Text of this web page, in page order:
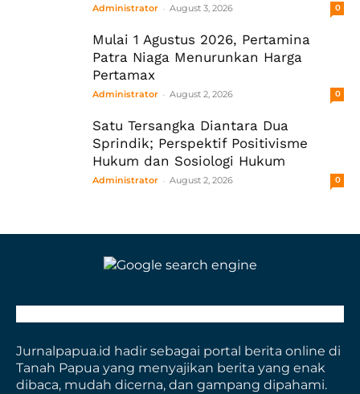
Administrator - August 3, 2026 0
Mulai 1 Agustus 2026, Pertamina
Patra Niaga Menurunkan Harga
Pertamax
Administrator - August 2, 2026 0
Satu Tersangka Diantara Dua
Sprindik; Perspektif Positivisme
Hukum dan Sosiologi Hukum
Administrator - August 2, 2026 0
Jurnalpapua.id hadir sebagai portal berita online di
Tanah Papua yang menyajikan berita yang enak
dibaca, mudah dicerna, dan gampang dipahami.